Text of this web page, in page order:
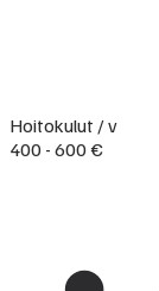
Hoitokulut / v
400 - 600 €